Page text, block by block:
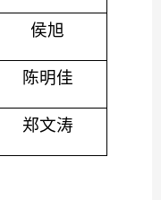
侯旭
陈明佳
郑文涛